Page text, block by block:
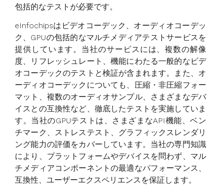
包括的なテストが必要です。
eInfochipsはビデオコーデック、オーディオコーデッ
ク、GPUの包括的なマルチメディアテストサービスを
提供しています。当社のサービスには、複数の解像
度、リフレッシュレート、機能にわたる一般的なビデ
オコーデックのテストと検証が含まれます。また、オ
ーディオコーデックについても、圧縮・非圧縮フォー
マット、複数のオーディオサンプル、さまざまなデバ
イスとの互換性など、徹底したテストを実施していま
す。当社のGPUテストは、さまざまなAPI機能、ベン
チマーク、ストレステスト、グラフィックスレンダリ
ング能力の評価をカバーしています。当社の専門知識
により、プラットフォームやデバイスを問わず、マル
チメディアコンポーネントの最適なパフォーマンス、
互換性、ユーザーエクスペリエンスを保証します。